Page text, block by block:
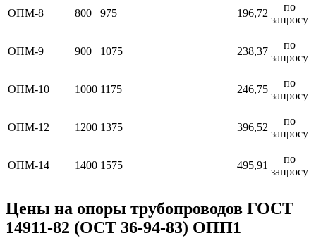
ОПМ-8 800 975 196,72
по
запросу
ОПМ-9 900 1075 238,37
по
запросу
ОПМ-10 1000 1175 246,75
по
запросу
ОПМ-12 1200 1375 396,52
по
запросу
ОПМ-14 1400 1575 495,91
по
запросу
Цены на опоры трубопроводов ГОСТ
14911-82 (ОСТ 36-94-83) ОПП1